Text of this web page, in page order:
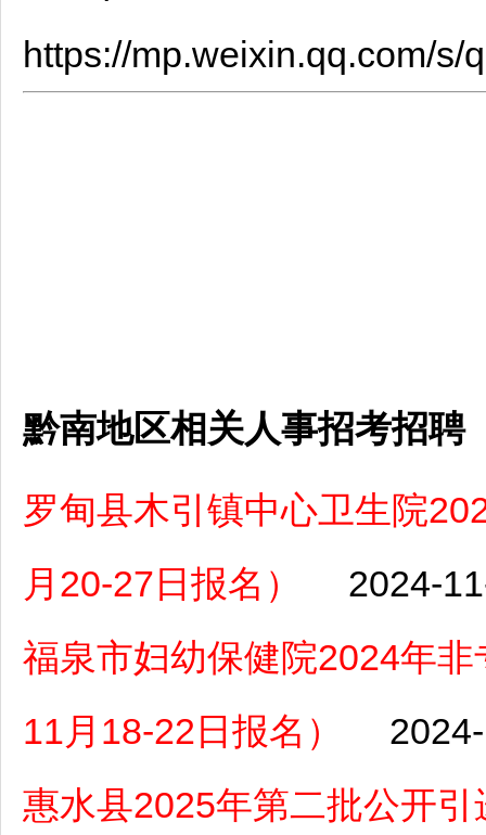
https://mp.weixin.qq.com/
黔南地区相关人事招考招聘
罗甸县木引镇中心卫生院
月20-27日报名）
2024-
福泉市妇幼保健院2024年
11月18-22日报名）
惠水县2025年第二批公开